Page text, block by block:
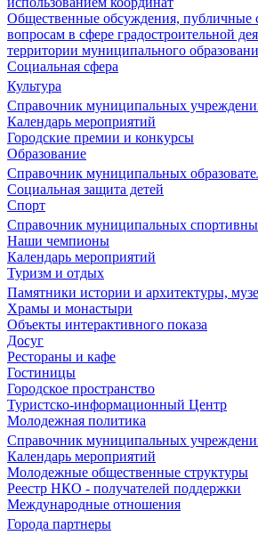
Общественные обсуждения, публичные
вопросам в сфере градостроительной
территории муниципального
Социальная сфера
Культура
Справочник муниципальных
Календарь мероприятий
Городские премии и конкурсы
Образование
Справочник муниципальных
Социальная защита детей
Спорт
Справочник муниципальных
Наши чемпионы
Календарь мероприятий
Туризм и отдых
Памятники истории и архитектуры,
Храмы и монастыри
Объекты интерактивного показа
Досуг
Рестораны и кафе
Гостиницы
Городское пространство
Туристско-информационный Центр
Молодежная политика
Справочник муниципальных
Календарь мероприятий
Молодежные общественные структуры
Реестр НКО - получателей поддержки
Международные отношения
Города партнеры